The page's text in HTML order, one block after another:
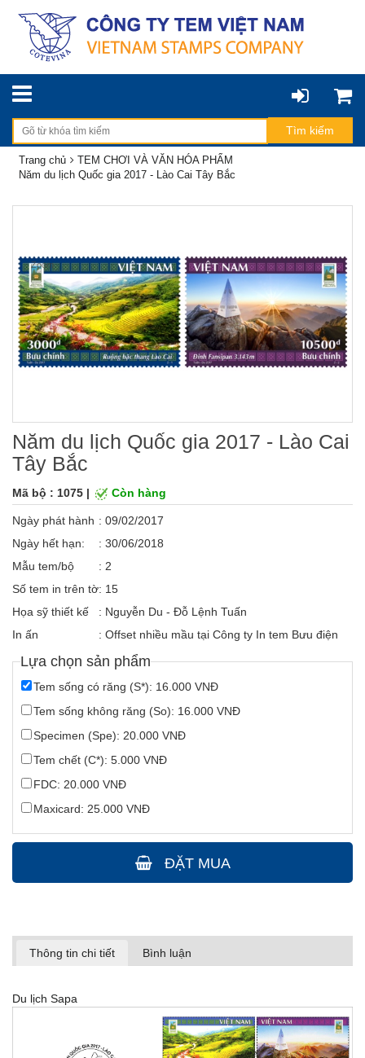
Trang chủ
TEM CHƠI VÀ VĂN HÓA PHẨM
Năm du lịch Quốc gia 2017 - Lào Cai Tây Bắc
Zoom
Năm du lịch Quốc gia 2017 - Lào Cai
Tây Bắc
Mã bộ : 1075 | Còn hàng
Ngày phát hành : 09/02/2017
Ngày hết hạn:
: 30/06/2018
Mẫu tem/bộ
: 2
Số tem in trên tờ: 15
Họa sỹ thiết kế
: Nguyễn Du - Đỗ Lệnh Tuấn
In ấn
: Offset nhiều mầu tại Công ty In tem Bưu điện
Lựa chọn sản phẩm
Tem sống có răng (S*): 16.000 VNĐ
Tem sống không răng (So): 16.000 VNĐ
Specimen (Spe): 20.000 VNĐ
Tem chết (C*): 5.000 VNĐ
FDC: 20.000 VNĐ
Maxicard: 25.000 VNĐ
ĐẶT MUA
Thông tin chi tiết Bình luận
Du lịch Sapa